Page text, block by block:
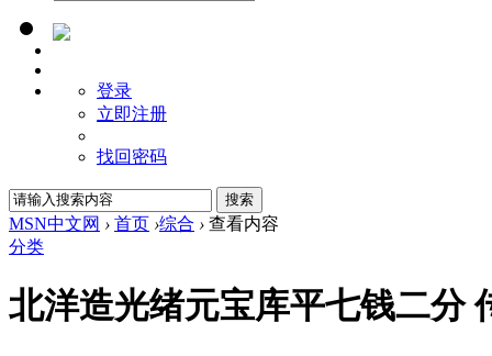
登录
立即注册
找回密码
MSN中文网 › 首页 ›综合 › 查看内容
分类
北洋造光绪元宝库平七钱二分